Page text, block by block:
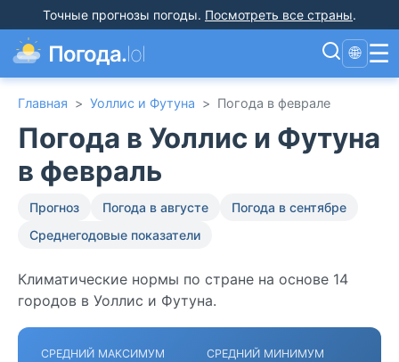
Точные прогнозы погоды. Посмотреть все страны.
Погода.lol 🌐 ☰
Главная > Уоллис и Футуна > Погода в феврале
Погода в Уоллис и Футуна
в февраль
Прогноз Погода в августе
Погода в сентябре
Среднегодовые показатели
Климатические нормы по стране на основе 14
городов в Уоллис и Футуна.
СРЕДНИЙ МАКСИМУМ СРЕДНИЙ МИНИМУМ